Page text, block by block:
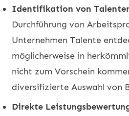
Identifikation von
Durchführung von
Unternehmen Talente
möglicherweise in
nicht zum Vorschein
diversifizierte Auswahl von
Direkte